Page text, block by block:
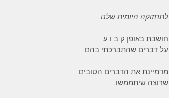
לתחזוקה היומית שלנו
חושבת באופן ק ב ו ע
על דברים שהתברכתי בהם
מדמיינת את הדברים הטובים
שרוצה שיתממשו